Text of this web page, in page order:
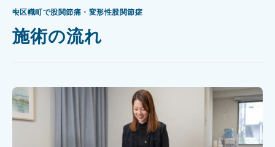
中区幟町で股関節痛・変形性股関節症
施術の流れ